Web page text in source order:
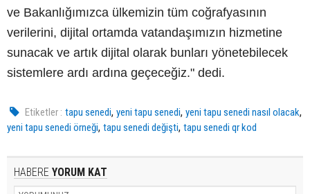
ve Bakanlığımızca ülkemizin tüm coğrafyasının
verilerini, dijital ortamda vatandaşımızın hizmetine
sunacak ve artık dijital olarak bunları yönetebilecek
sistemlere ardı ardına geçeceğiz." dedi.
Etiketler : tapu senedi,yeni tapu senedi,yeni tapu senedi nasıl olacak,
yeni tapu senedi örneği, tapu senedi değişti, tapu senedi qr kod
HABERE YORUM KAT